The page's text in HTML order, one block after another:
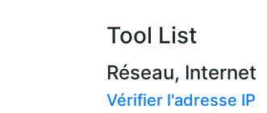
Tool List
Réseau, Internet
Vérifier l'adresse IP